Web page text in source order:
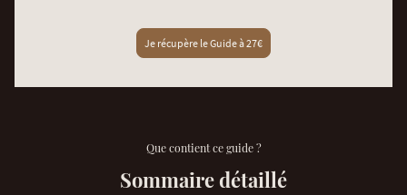
Je récupère le Guide à 27€
Que contient ce guide ?
Sommaire détaillé